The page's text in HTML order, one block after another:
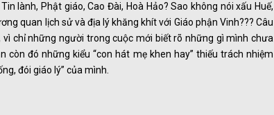
lành, Phật giáo, Cao Đài, Hoà Hảo? Sao không nói xấu Huế,
quan lịch sử và địa lý khăng khít với Giáo phận Vinh??? Câu
chỉ những người trong cuộc mới biết rõ những gì mình chưa
đó những kiểu “con hát mẹ khen hay” thiếu trách nhiệm
đói giáo lý” của mình.